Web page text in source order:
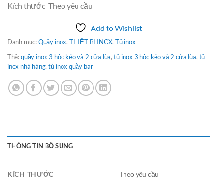
Kích thước: Theo yêu cầu
Add to Wishlist
Danh mục:Quầy inox, THIẾT BỊ INOX, Tủ inox
Thẻ:quầy inox 3 hộc kéo và 2 cửa lùa, tủ inox 3 hộc kéo và 2 cửa lùa, tủ
inox nhà hàng, tủ inox quầy bar
THÔNG TIN BỔ SUNG
KÍCH THƯỚC Theo yêu cầu